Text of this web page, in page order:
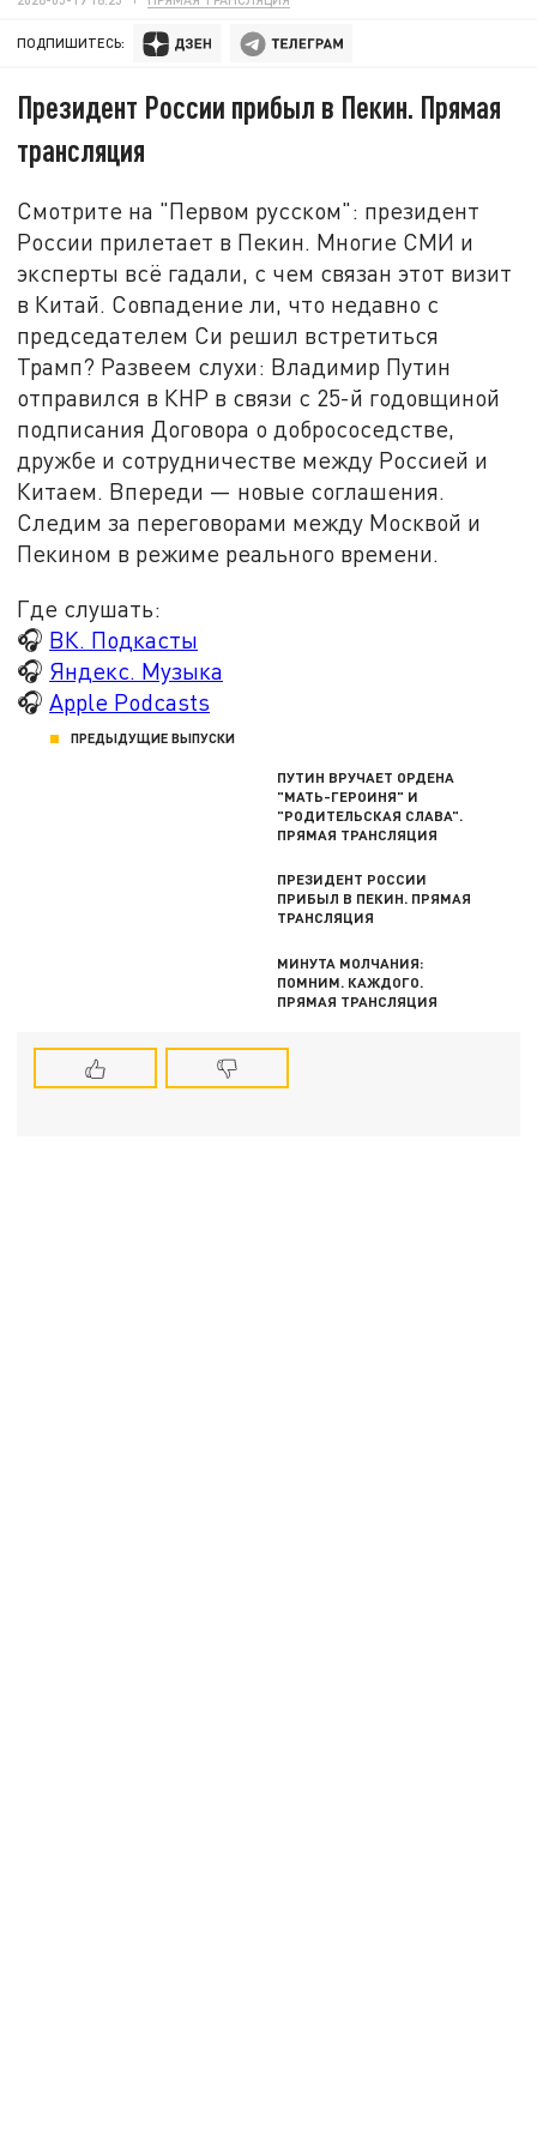
ПОДПИШИТЕСЬ:
Президент России прибыл в Пекин. Прямая
трансляция
Смотрите на "Первом русском": президент
России прилетает в Пекин. Многие СМИ и
эксперты всё гадали, с чем связан этот визит
в Китай. Совпадение ли, что недавно с
председателем Си решил встретиться
Трамп? Развеем слухи: Владимир Путин
отправился в КНР в связи с 25-й годовщиной
подписания Договора о добрососедстве,
дружбе и сотрудничестве между Россией и
Китаем. Впереди — новые соглашения.
Следим за переговорами между Москвой и
Пекином в режиме реального времени.
Где слушать:
🎧 ВК. Подкасты
🎧 Яндекс. Музыка
🎧 Apple Podcasts
ПРЕДЫДУЩИЕ ВЫПУСКИ
ПУТИН ВРУЧАЕТ ОРДЕНА
"МАТЬ-ГЕРОИНЯ" И
"РОДИТЕЛЬСКАЯ СЛАВА".
ПРЯМАЯ ТРАНСЛЯЦИЯ
ПРЕЗИДЕНТ РОССИИ
ПРИБЫЛ В ПЕКИН. ПРЯМАЯ
ТРАНСЛЯЦИЯ
МИНУТА МОЛЧАНИЯ:
ПОМНИМ. КАЖДОГО.
ПРЯМАЯ ТРАНСЛЯЦИЯ